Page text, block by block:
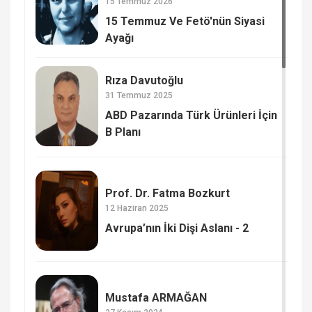
15 Temmuz Ve Fetö'nün Siyasi
Ayağı
Rıza Davutoğlu
31 Temmuz 2025
ABD Pazarında Türk Ürünleri İçin
B Planı
Prof. Dr. Fatma Bozkurt
12 Haziran 2025
Avrupa’nın İki Dişi Aslanı - 2
Mustafa ARMAĞAN